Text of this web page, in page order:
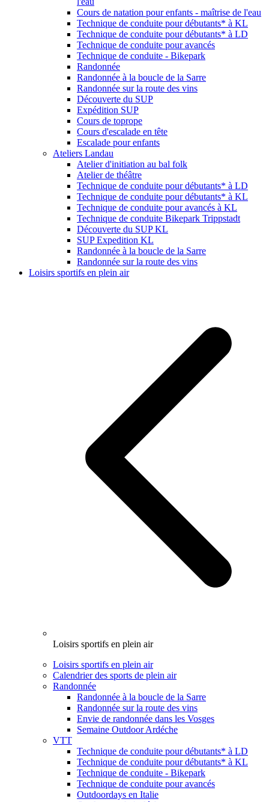
Cours de natation pour enfants - maîtrise de l'eau
Technique de conduite pour débutants* à KL
Technique de conduite pour débutants* à LD
Technique de conduite pour avancés
Technique de conduite - Bikepark
Randonnée
Randonnée à la boucle de la Sarre
Randonnée sur la route des vins
Découverte du SUP
Expédition SUP
Cours de toprope
Cours d'escalade en tête
Escalade pour enfants
Ateliers Landau
Atelier d'initiation au bal folk
Atelier de théâtre
Technique de conduite pour débutants* à LD
Technique de conduite pour débutants* à KL
Technique de conduite pour avancés à KL
Technique de conduite Bikepark Trippstadt
Découverte du SUP KL
SUP Expedition KL
Randonnée à la boucle de la Sarre
Randonnée sur la route des vins
Loisirs sportifs en plein air
Loisirs sportifs en plein air
Loisirs sportifs en plein air
Calendrier des sports de plein air
Randonnée
Randonnée à la boucle de la Sarre
Randonnée sur la route des vins
Envie de randonnée dans les Vosges
Semaine Outdoor Ardéche
VTT
Technique de conduite pour débutants* à LD
Technique de conduite pour débutants* à KL
Technique de conduite - Bikepark
Technique de conduite pour avancés
Outdoordays en Italie